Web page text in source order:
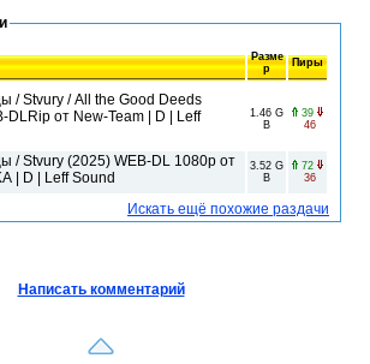
Разме
р
Пиры
/ Stvury / All the Good Deeds
DLRip от New-Team | D | Leff
1.46 G
B
39
46
/ Stvury (2025) WEB-DL 1080p от
| D | Leff Sound
3.52 G
B
72
36
Искать ещё похожие раздачи
Написать комментарий